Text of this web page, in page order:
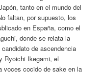
tanto en el mundo del
faltan, por supuesto, los
en España, como el
donde se relata la
de ascendencia
Ryoichi Ikegami, el
voces cocido de sake en la